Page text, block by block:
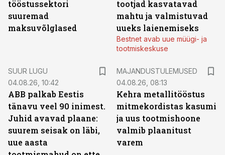
tööstussektori
suuremad
maksuvõlglased
tootjad kasvatavad
mahtu ja valmistuvad
uueks laienemiseks
Bestnet avab uue müügi- ja
tootmiskeskuse
SUUR LUGU
04.08.26, 10:42
ABB palkab Eestis
tänavu veel 90 inimest.
Juhid avavad plaane:
suurem seisak on läbi,
uue aasta
MAJANDUSTULEMUSED
04.08.26, 08:13
Kehra metallitööstus
mitmekordistas kasumi
ja uus tootmishoone
valmib plaanitust
varem